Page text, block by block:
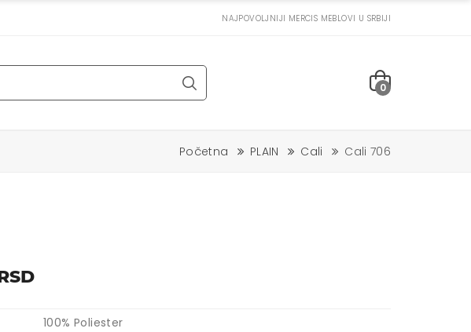
NAJPOVOLJNIJI MERCIS MEBLOVI U SRBIJI
0
Početna PLAIN Cali Cali 706
100% Poliester